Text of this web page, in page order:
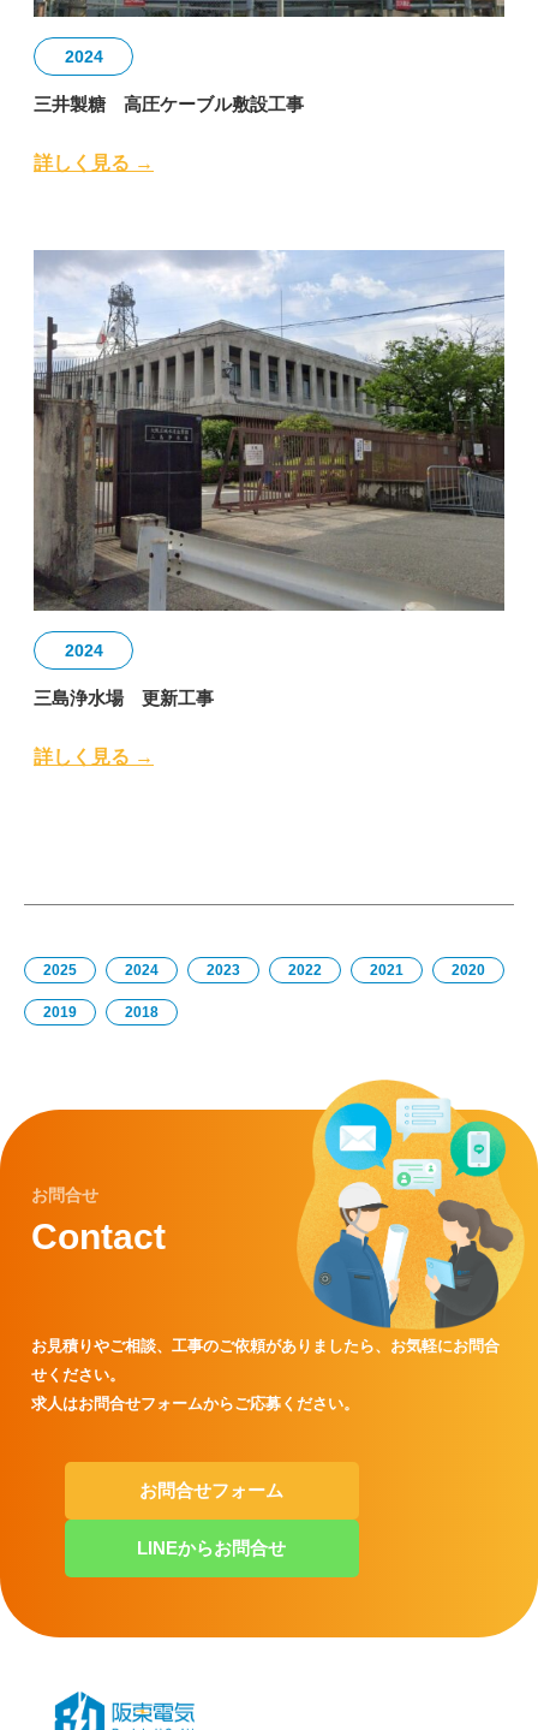
2024
三井製糖 高圧ケーブル敷設工事
詳しく見る →
2024
三島浄水場 更新工事
詳しく見る →
2025 2024 2023 2022 2021 2020
2019 2018
お問合せ
Contact
お見積りやご相談、工事のご依頼がありましたら、 お気軽にお問合
せください。
求人はお問合せフォームからご応募ください。
お問合せフォーム
LINEからお問合せ